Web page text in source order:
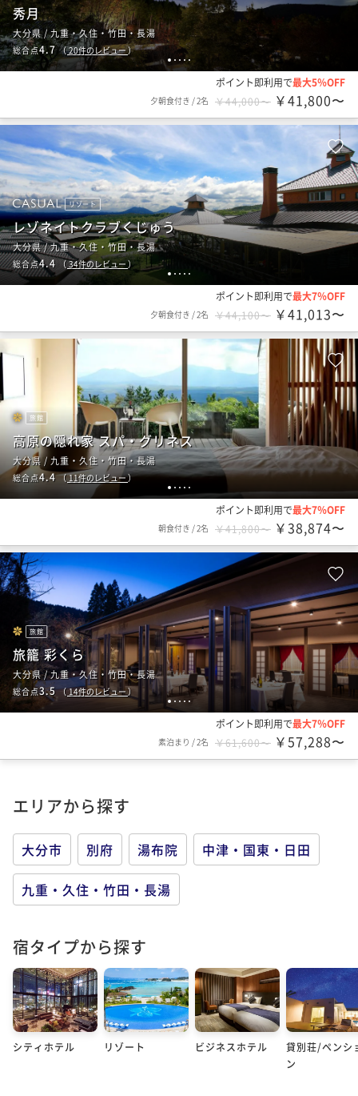
1 2 3 45
秀月
大分県 / 九重・久住・竹田・長湯
総合点4.7（20件のレビュー）
ポイント即利用で最大5％OFF
夕朝食付き /2名 ￥44,000〜 ￥41,800〜
1 2 3 4 5
リゾート
レゾネイトクラブくじゅう
大分県 / 九重・久住・竹田・長湯
総合点4.4 （34件のレビュー）
ポイント即利用で最大7％OFF
夕朝食付き /2名 ￥44,100〜 ￥41,013〜
1 2 3 4 5
旅館
高原の隠れ家 スパ・グリネス
大分県 / 九重・久住・竹田・長湯
総合点4.4（11件のレビュー）
ポイント即利用で最大7％OFF
朝食付き /2名 ￥41,800〜 ￥38,874〜
12 3 4 5
旅館
旅籠 彩くら
大分県 / 九重・久住・竹田・長湯
総合点3.5（14件のレビュー）
ポイント即利用で最大7％OFF
素泊まり /2名 ￥61,600〜 ￥57,288〜
エリアから探す
大分市 別府 湯布院 中津・国東・日田
九重・久住・竹田・長湯
宿タイプから探す
シティホテル リゾート ビジネスホテル
貸別荘/ペンシ
ン